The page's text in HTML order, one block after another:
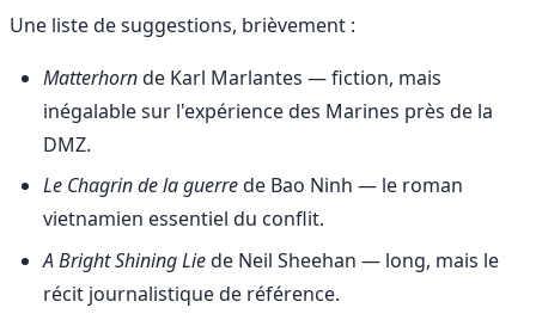
Une liste de suggestions, brièvement :
Matterhornde Karl Marlantes — fiction, mais
inégalable sur l'expérience des Marines près de la
DMZ.
Le Chagrin de la guerrede Bao Ninh — le roman
vietnamien essentiel du conflit.
A Bright Shining Liede Neil Sheehan — long, mais le
récit journalistique de référence.